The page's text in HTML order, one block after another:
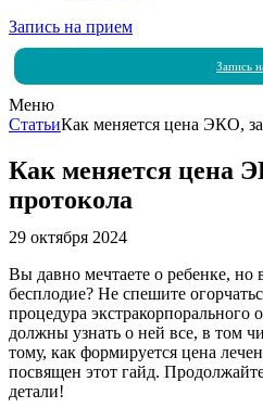
Запись на прием
Запись
Меню
СтатьиКак меняется цена ЭКО,
Как меняется цена
протокола
29 октября 2024
Вы давно мечтаете о ребенке, но
бесплодие? Не спешите
процедура
должны узнать о ней все, в том
тому, как формируется цена
посвящен этот гайд.
детали!